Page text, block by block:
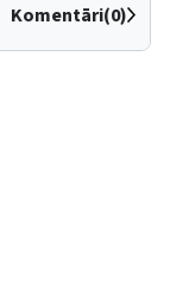
Komentāri(0)